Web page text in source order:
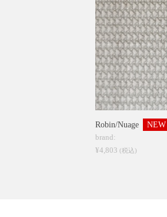
Robin/Nuage NEW
brand:
¥4,803 (税込)